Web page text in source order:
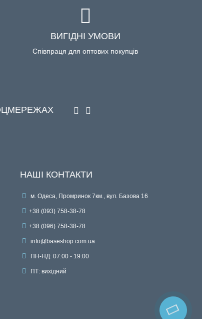
ВИГІДНІ УМОВИ
Співпраця для оптових покупців
НАШІ КОНТАКТИ
м. Одеса, Промринок 7км., вул. Базова 16
+38 (093) 758-38-78
+38 (096) 758-38-78
info@baseshop.com.ua
ПН-НД: 07:00 - 19:00
ПТ: вихідний